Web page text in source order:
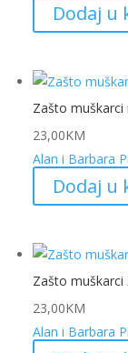
Dodaj u
Zašto muškarci
23,00KM
Alan i Barbara
Dodaj u
Zašto muškarci
23,00KM
Alan i Barbara